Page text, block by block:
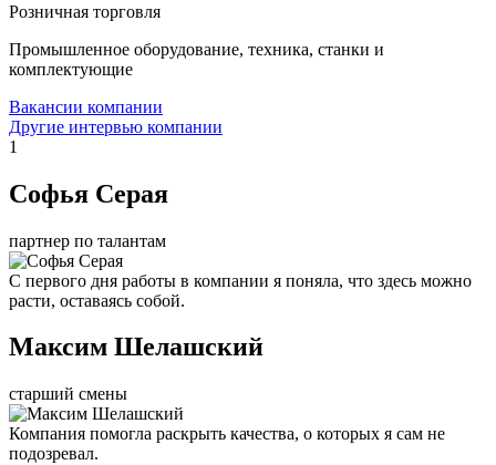
Розничная торговля
Промышленное оборудование, техника, станки и
комплектующие
Вакансии компании
Другие интервью компании
1
Софья Серая
партнер по талантам
С первого дня работы в компании я поняла, что здесь можно
расти, оставаясь собой.
Максим Шелашский
старший смены
Компания помогла раскрыть качества, о которых я сам не
подозревал.